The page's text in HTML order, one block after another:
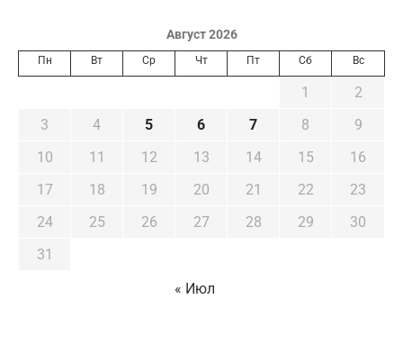
Август 2026
Пн Вт Ср Чт Пт Сб Вс
1
2
3
4 5 6 7 8
9
10
11 12 13 14 15
16
17
18 19 20 21 22
23
24
25 26 27 28 29
30
31
« Июл